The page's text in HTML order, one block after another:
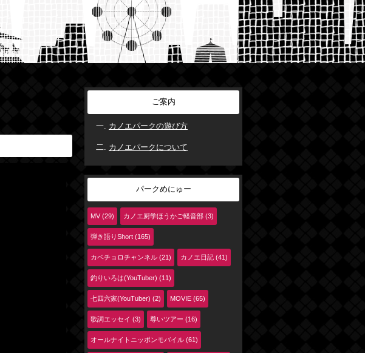
ご案内
カノエパークの遊び方
カノエパークについて
パークめにゅー
MV (29) カノエ厨学ほうかご軽音部 (3)
弾き語りShort (165)
カベチョロチャンネル (21) カノエ日記 (41)
釣りいろは(YouTuber) (11)
七四六家(YouTuber) (2) MOVIE (65)
歌詞エッセイ (3) 尊いツアー (16)
オールナイトニッポンモバイル (61)